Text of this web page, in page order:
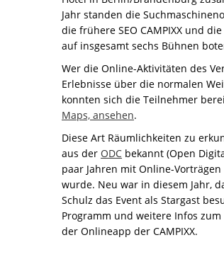
Jahr standen die
die frühere SEO CAMPIXX und
auf insgesamt sechs Bühnen
Wer die Online-Aktivitäten des
Erlebnisse über die normalen
konnten sich die Teilnehmer
Maps, ansehen.
Diese Art Räumlichkeiten zu
aus der ODC bekannt (Open
paar Jahren mit Online-
wurde. Neu war in diesem Jahr,
Schulz das Event als Stargast
Programm und weitere Infos zum
der Onlineapp der CAMPIXX.